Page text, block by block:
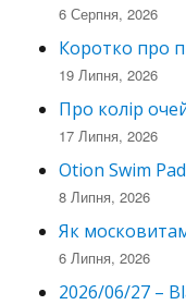
6 Серпня, 2026
Коротко про
19 Липня, 2026
Про колір
17 Липня, 2026
Otion Swim
8 Липня, 2026
Як
6 Липня, 2026
2026/06/27 –